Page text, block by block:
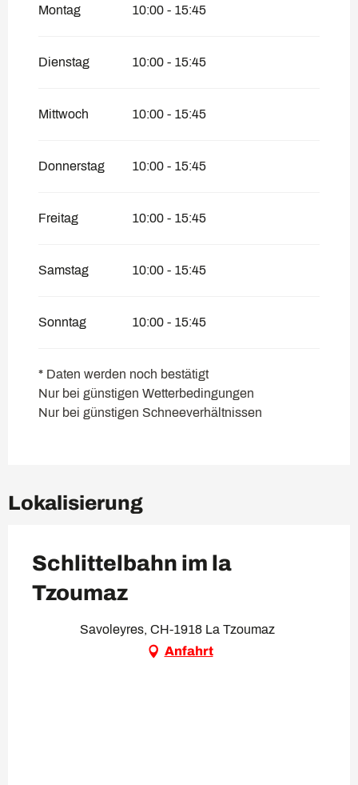
Montag 10:00 - 15:45
Dienstag 10:00 - 15:45
Mittwoch 10:00 - 15:45
Donnerstag 10:00 - 15:45
Freitag 10:00 - 15:45
Samstag 10:00 - 15:45
Sonntag 10:00 - 15:45
* Daten werden noch bestätigt
Nur bei günstigen Wetterbedingungen
Nur bei günstigen Schneeverhältnissen
Lokalisierung
Schlittelbahn im la
Tzoumaz
Savoleyres, CH-1918 La Tzoumaz
Anfahrt